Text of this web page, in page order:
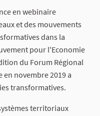
en webinaire
et des mouvements
dans la
pour l'Economie
du Forum Régional
novembre 2019 a
transformatives.
territoriaux